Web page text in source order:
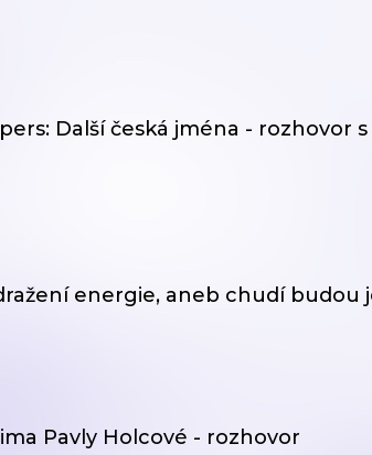
Další česká jména - rozhovor s
energie, aneb chudí budou
Pavly Holcové - rozhovor